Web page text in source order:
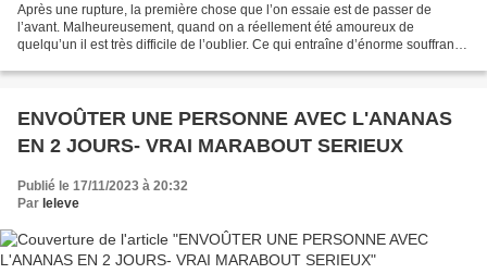
Après une rupture, la première chose que l’on essaie est de passer de
l’avant. Malheureusement, quand on a réellement été amoureux de
quelqu’un il est très difficile de l’oublier. Ce qui entraîne d’énorme souffrance
ENVOÛTER UNE PERSONNE AVEC L'ANANAS
EN 2 JOURS- VRAI MARABOUT SERIEUX
Publié le 17/11/2023 à 20:32
Par leleve